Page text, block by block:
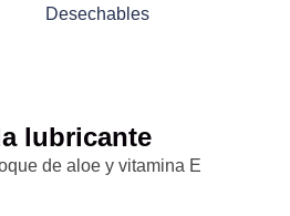
Desechables
lubricante
de aloe y vitamina E